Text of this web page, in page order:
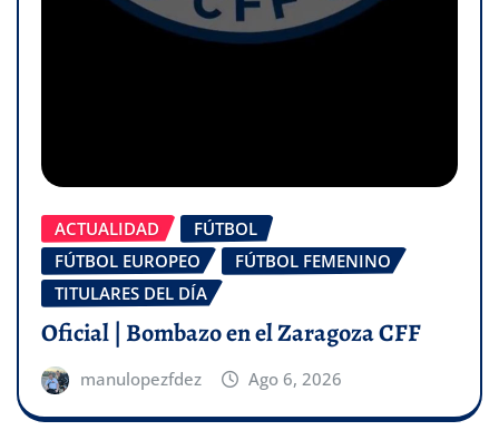
ACTUALIDAD
FÚTBOL
FÚTBOL EUROPEO
FÚTBOL FEMENINO
TITULARES DEL DÍA
Oficial | Bombazo en el Zaragoza CFF
manulopezfdez Ago 6, 2026